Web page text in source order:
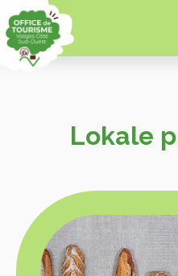
Lokale